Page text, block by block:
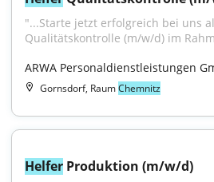
"...Starte jetzt erfolgreich bei uns
Qualitätskontrolle (m/w/d) im
ARWA Personaldienstleistungen
Gornsdorf, RaumChemnitz
Helfer Produktion (m/w/d)